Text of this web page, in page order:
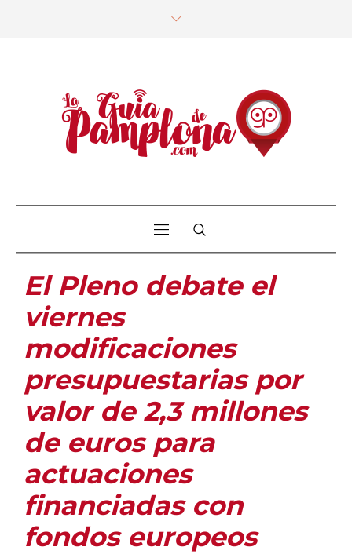
El Pleno debate el
viernes
modificaciones
presupuestarias por
valor de 2,3 millones
de euros para
actuaciones
financiadas con
fondos europeos